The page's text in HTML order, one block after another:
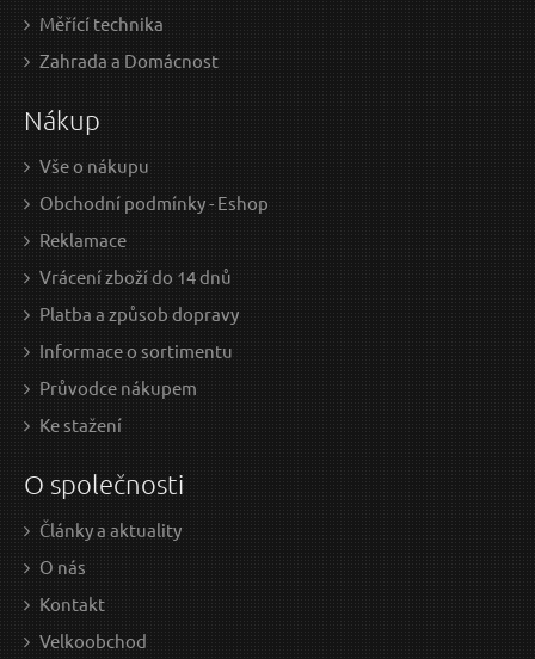
Měřící technika
Zahrada a Domácnost
Nákup
Vše o nákupu
Obchodní podmínky - Eshop
Reklamace
Vrácení zboží do 14 dnů
Platba a způsob dopravy
Informace o sortimentu
Průvodce nákupem
Ke stažení
O společnosti
Články a aktuality
O nás
Kontakt
Velkoobchod